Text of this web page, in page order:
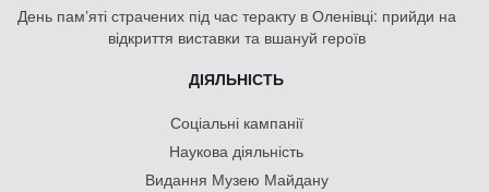
День памʼяті страчених під час теракту в Оленівці: прийди на
відкриття виставки та вшануй героїв
ДІЯЛЬНІСТЬ
Соціальні кампанії
Наукова діяльність
Видання Музею Майдану